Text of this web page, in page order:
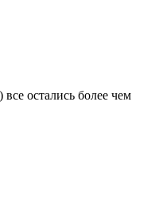
остались более чем